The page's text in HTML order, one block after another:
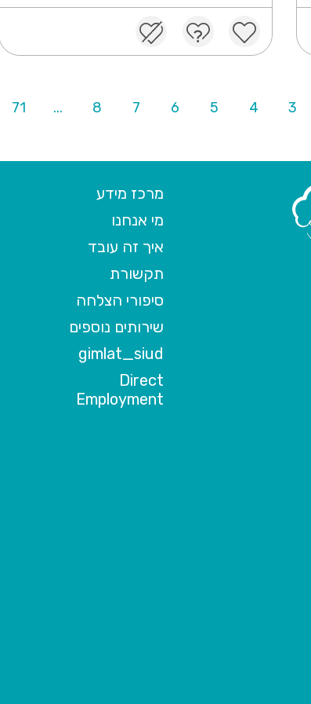
3
4
5
6
7
8
...
71
מרכז מידע
מי אנחנו
איך זה עובד
תקשורת
סיפורי הצלחה
שירותים נוספים
gimlat_siud
Direct
Employment